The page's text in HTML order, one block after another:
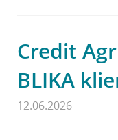
Credit
BLIKA
12.06.2026